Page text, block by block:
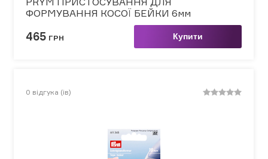
ФОРМУВАННЯ КОСОЇ БЕЙКИ 6мм
465 ГРН Купити
0 відгука (ів)